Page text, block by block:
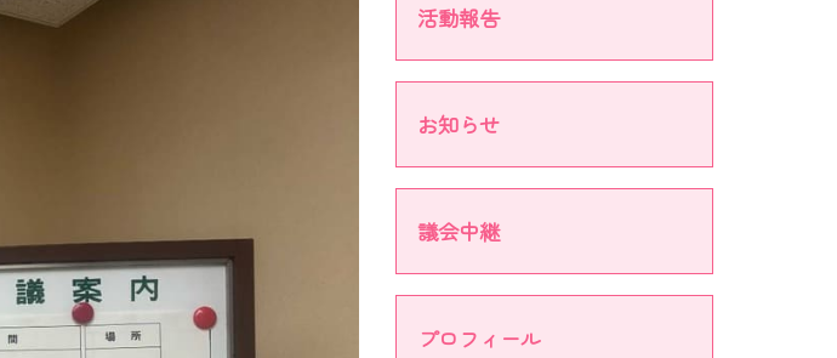
活動報告
お知らせ
議会中継
プロフィール